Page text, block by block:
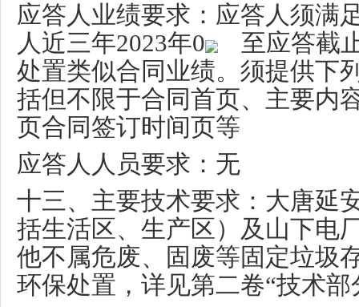
应答人业绩要求：应答人须满
人近三年2023年0
至应答截
处置类似合同业绩。须提供下
括但不限于合同首页、主要内
页合同签订时间页等
应答人人员要求：无
十三、主要技术要求：大唐延
括生活区、生产区）及山下电
他不属危废、固废等固定垃圾
环保处置，详见第二卷“技术部